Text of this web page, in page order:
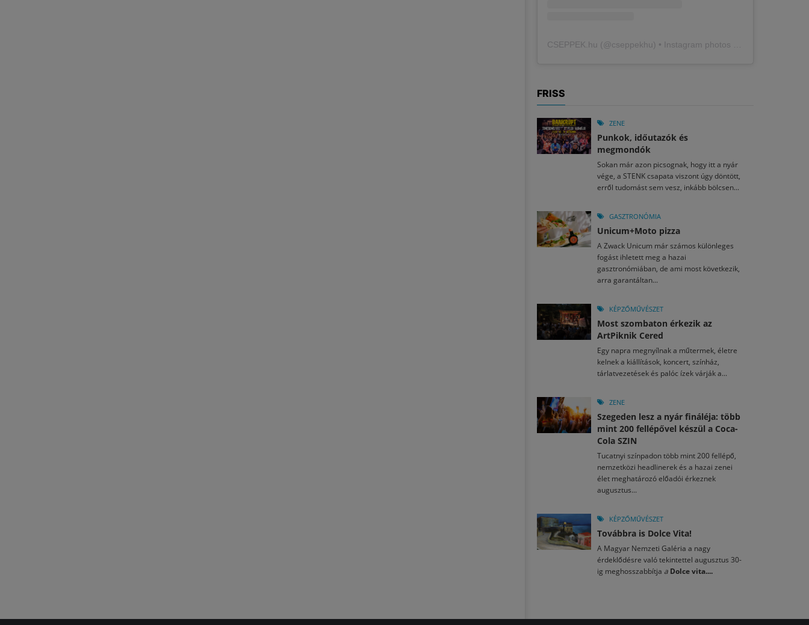
CSEPPEK.hu (@cseppekhu ) • Instagram photos and videos
FRISS
ZENE
Punkok, időutazók és
megmondók
Sokan már azon picsognak, hogy itt a nyár
vége, a STENK csapata viszont úgy döntött,
erről tudomást sem vesz, inkább bölcsen...
GASZTRONÓMIA
Unicum+Moto pizza
A Zwack Unicum már számos különleges
fogást ihletett meg a hazai
gasztronómiában, de ami most következik,
arra garantáltan...
KÉPZŐMŰVÉSZET
Most szombaton érkezik az
ArtPiknik Cered
Egy napra megnyílnak a műtermek, életre
kelnek a kiállítások, koncert, színház,
tárlatvezetések és palóc ízek várják a...
ZENE
Szegeden lesz a nyár fináléja: több
mint 200 fellépővel készül a Coca-
Cola SZIN
Tucatnyi színpadon több mint 200 fellépő,
nemzetközi headlinerek és a hazai zenei
élet meghatározó előadói érkeznek
augusztus...
KÉPZŐMŰVÉSZET
Továbbra is Dolce Vita!
A Magyar Nemzeti Galéria a nagy
érdeklődésre való tekintettel augusztus 30-
ig meghosszabbítja a Dolce vita....